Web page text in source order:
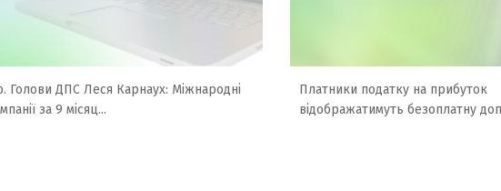
Голови ДПС Леся Карнаух: Міжнародні
за 9 місяц...
Платники податку на прибуток
відображатимуть безоплатну